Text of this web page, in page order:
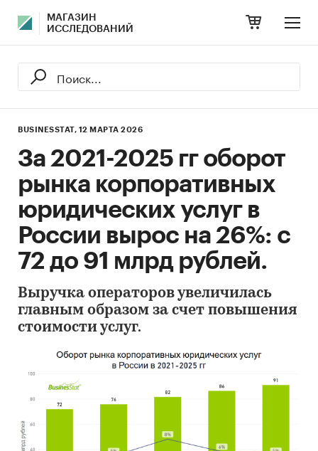
МАГАЗИН
ИССЛЕДОВАНИЙ
BUSINESSTAT, 12 МАРТА 2026
За 2021-2025 гг оборот
рынка корпоративных
юридических услуг в
России вырос на 26%: с
72 до 91 млрд рублей.
Выручка операторов увеличилась
главным образом за счет повышения
стоимости услуг.